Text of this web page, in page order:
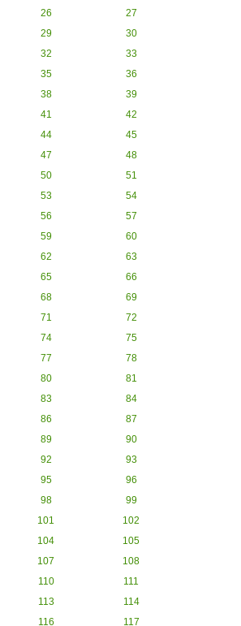
26
27
29
30
32
33
35
36
38
39
41
42
44
45
47
48
50
51
53
54
56
57
59
60
62
63
65
66
68
69
71
72
74
75
77
78
80
81
83
84
86
87
89
90
92
93
95
96
98
99
101
102
104
105
107
108
110
111
113
114
116 117